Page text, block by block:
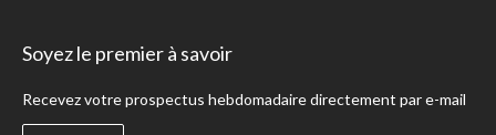
Soyez le premier à savoir
Recevez votre prospectus hebdomadaire directement par e-mail